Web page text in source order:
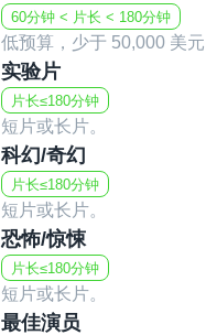
60分钟 < 片长 < 180分钟
低预算，少于 50,000 美
实验片
片长≤180分钟
短片或长片。
科幻/奇幻
片长≤180分钟
短片或长片。
恐怖/惊悚
片长≤180分钟
短片或长片。
最佳演员